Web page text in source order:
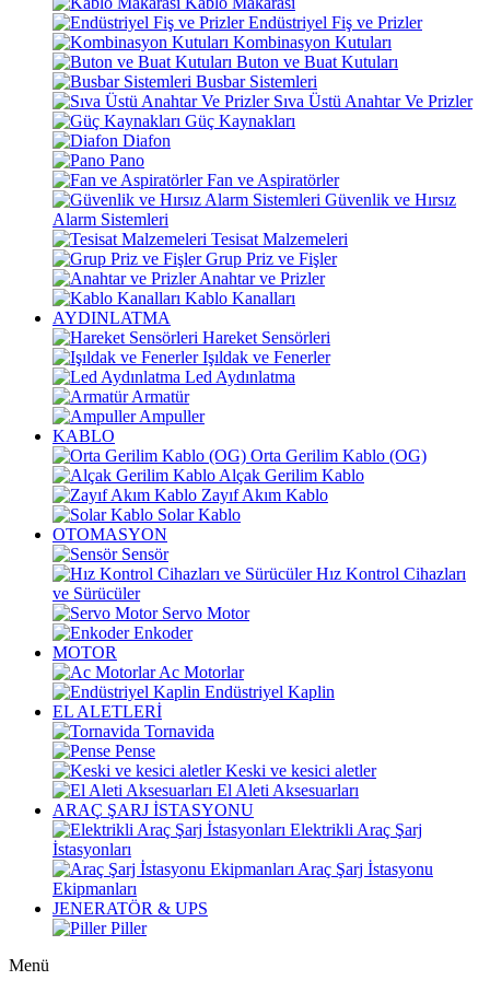
Endüstriyel Fiş ve Prizler
Kombinasyon Kutuları
Buton ve Buat Kutuları
Busbar Sistemleri
Sıva Üstü Anahtar Ve Prizler
Güç Kaynakları
Diafon
Pano
Fan ve Aspiratörler
Güvenlik ve Hırsız
Alarm Sistemleri
Tesisat Malzemeleri
Grup Priz ve Fişler
Anahtar ve Prizler
Kablo Kanalları
AYDINLATMA
Hareket Sensörleri
Işıldak ve Fenerler
Led Aydınlatma
Armatür
Ampuller
KABLO
Orta Gerilim Kablo (OG)
Alçak Gerilim Kablo
Zayıf Akım Kablo
Solar Kablo
OTOMASYON
Sensör
Hız Kontrol Cihazları
ve Sürücüler
Servo Motor
Enkoder
MOTOR
Ac Motorlar
Endüstriyel Kaplin
EL ALETLERİ
Tornavida
Pense
Keski ve kesici aletler
El Aleti Aksesuarları
ARAÇ ŞARJ İSTASYONU
Elektrikli Araç Şarj
İstasyonları
Araç Şarj İstasyonu
Ekipmanları
JENERATÖR & UPS
Piller
Menü